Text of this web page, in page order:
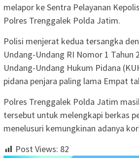
melapor ke Sentra Pelayanan
Polres Trenggalek Polda Jatim.
Polisi menjerat kedua tersangka
Undang-Undang RI Nomor 1 Tahun
Undang-Undang Hukum Pidana
pidana penjara paling lama Empat
Polres Trenggalek Polda Jatim
tersebut untuk melengkapi berkas
menelusuri kemungkinan adanya
Post Views: 82